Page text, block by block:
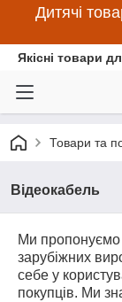
Дитячі
Якісні товари
Товари та
Відеокабель
Ми пропонуємо
зарубіжних
себе у
покупців. Ми